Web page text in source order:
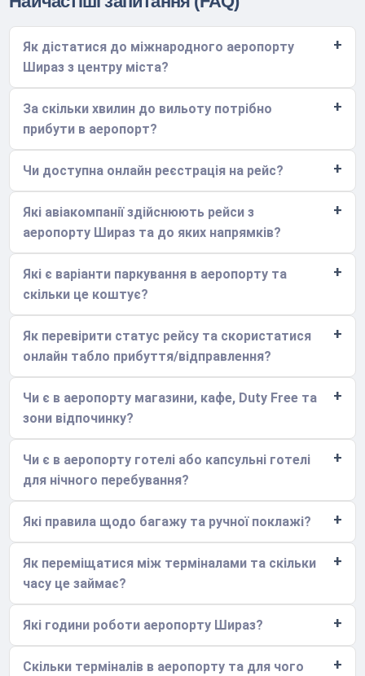
Як дістатися до міжнародного аеропорту
Шираз з центру міста?
За скільки хвилин до вильоту потрібно
прибути в аеропорт?
Чи доступна онлайн реєстрація на рейс?
Які авіакомпанії здійснюють рейси з
аеропорту Шираз та до яких напрямків?
Які є варіанти паркування в аеропорту та
скільки це коштує?
Як перевірити статус рейсу та скористатися
онлайн табло прибуття/відправлення?
Чи є в аеропорту магазини, кафе, Duty Free та
зони відпочинку?
Чи є в аеропорту готелі або капсульні готелі
для нічного перебування?
Які правила щодо багажу та ручної поклажі?
Як переміщатися між терміналами та скільки
часу це займає?
Які години роботи аеропорту Шираз?
Скільки терміналів в аеропорту та для чого